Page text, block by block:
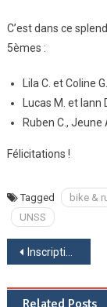
C’est dans ce
5èmes :
Lila C. et Coline
Lucas M. et
Ruben C., Jeune
Félicitations !
Tagged bike &
UNSS
Navigation
de
Inscription section sportive basketball 2026-2027
Related Posts